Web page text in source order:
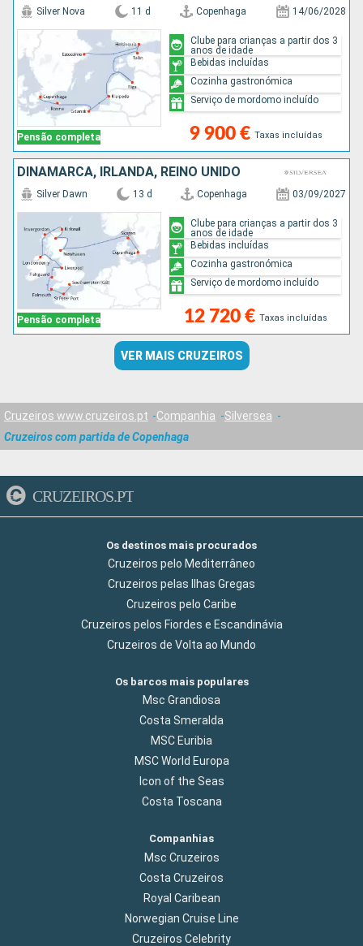
Pensão completa
Silver Nova 11 d Copenhaga 14/06/2028
9 900 € Taxas incluídas
Clube para crianças a partir dos 3
anos de idade
Bebidas incluídas
Cozinha gastronómica
Serviço de mordomo incluído
DINAMARCA, IRLANDA, REINO UNIDO
Pensão completa
Silver Dawn 13 d Copenhaga 03/09/2027
12 720 € Taxas incluídas
Clube para crianças a partir dos 3
anos de idade
Bebidas incluídas
Cozinha gastronómica
Serviço de mordomo incluído
VER MAIS CRUZEIROS
Cruzeiros www.cruzeiros.pt Companhia
Silversea
Cruzeiros com partida de Copenhaga
CRUZEIROS.PT
Os destinos mais procurados
Cruzeiros pelo Mediterrâneo
Cruzeiros pelas Ilhas Gregas
Cruzeiros pelo Caribe
Cruzeiros pelos Fiordes e Escandinávia
Cruzeiros de Volta ao Mundo
Os barcos mais populares
Msc Grandiosa
Costa Smeralda
MSC Euribia
MSC World Europa
Icon of the Seas
Costa Toscana
Companhias
Msc Cruzeiros
Costa Cruzeiros
Royal Caribean
Norwegian Cruise Line
Cruzeiros Celebrity